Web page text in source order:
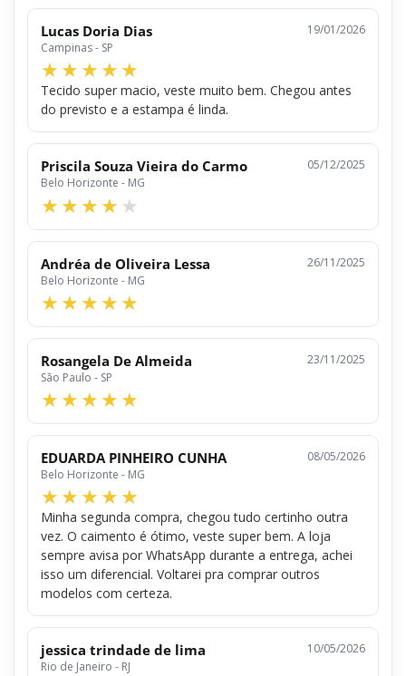
Lucas Doria Dias
Campinas - SP
19/01/2026
Tecido super macio, veste muito bem. Chegou antes
do previsto e a estampa é linda.
Priscila Souza Vieira do Carmo
Belo Horizonte - MG
05/12/2025
Andréa de Oliveira Lessa
Belo Horizonte - MG
26/11/2025
Rosangela De Almeida
São Paulo - SP
23/11/2025
EDUARDA PINHEIRO CUNHA
Belo Horizonte - MG
08/05/2026
Minha segunda compra, chegou tudo certinho outra
vez. O caimento é ótimo, veste super bem. A loja
sempre avisa por WhatsApp durante a entrega, achei
isso um diferencial. Voltarei pra comprar outros
modelos com certeza.
jessica trindade de lima
Rio de Janeiro - RJ
10/05/2026